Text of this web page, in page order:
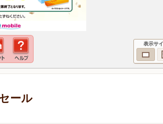
表示サ
ール